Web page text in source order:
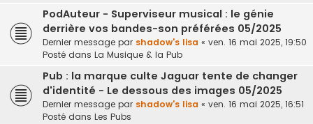
PodAuteur - Superviseur musical : le génie
derrière vos bandes-son préférées 05/2025
Dernier message par shadow's lisa « ven. 16 mai 2025, 19:50
Posté dans La Musique & la Pub
Pub : la marque culte Jaguar tente de changer
d'identité - Le dessous des images 05/2025
Dernier message par shadow's lisa « ven. 16 mai 2025, 16:51
Posté dans Les Pubs